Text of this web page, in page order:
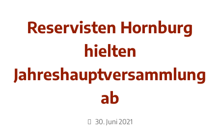
Reservisten Hornburg
hielten
Jahreshauptversammlung
ab
30. Juni 2021